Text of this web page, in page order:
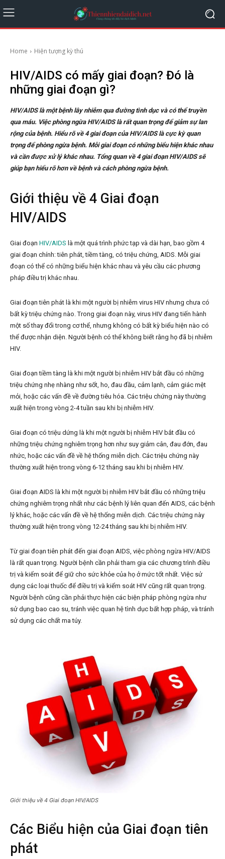
Home Hiện tượng kỳ thú
HIV/AIDS có mấy giai đoạn? Đó là
những giai đoạn gì?
HIV/AIDS là một bệnh lây nhiễm qua đường tình dục và có thể truyền
qua máu. Việc phòng ngừa HIV/AIDS là rất quan trọng để giảm sự lan
rộng của bệnh. Hiểu rõ về 4 giai đoạn của HIV/AIDS là cực kỳ quan
trọng để phòng ngừa bệnh. Mỗi giai đoạn có những biểu hiện khác nhau
và cần được xử lý khác nhau. Tổng quan về 4 giai đoạn HIV/AIDS sẽ
giúp bạn hiểu rõ hơn về bệnh và cách phòng ngừa bệnh.
Giới thiệu về 4 Giai đoạn
HIV/AIDS
Giai đoạn HIV/AIDS là một quá trình phức tạp và dài hạn, bao gồm 4
giai đoạn chính: tiên phát, tiềm tàng, có triệu chứng, AIDS. Mỗi giai
đoạn có thể có những biểu hiện khác nhau và yêu cầu các phương
pháp điều trị khác nhau.
Giai đoạn tiên phát là khi một người bị nhiễm virus HIV nhưng chưa có
bất kỳ triệu chứng nào. Trong giai đoạn này, virus HIV đang tiến hành
một số thay đổi trong cơ thể, nhưng không có bất kỳ biểu hiện nào có
thể được nhận diện. Người bệnh có thể không biết rằng họ đã bị nhiễm
HIV.
Giai đoạn tiềm tàng là khi một người bị nhiễm HIV bắt đầu có những
triệu chứng nhẹ nhàng như sốt, ho, đau đầu, cảm lạnh, cảm giác mệt
mỏi, hoặc các vấn đề về đường tiêu hóa. Các triệu chứng này thường
xuất hiện trong vòng 2-4 tuần sau khi bị nhiễm HIV.
Giai đoạn có triệu dứng là khi một người bị nhiễm HIV bắt đầu có
những triệu chứng nghiêm trọng hơn như suy giảm cân, đau đớn, đau
nhức, hoặc các vấn đề về hệ thống miễn dịch. Các triệu chứng này
thường xuất hiện trong vòng 6-12 tháng sau khi bị nhiễm HIV.
Giai đoạn AIDS là khi một người bị nhiễm HIV bắt đầu có những triệu
chứng nghiêm trọng nhất như các bệnh lý liên quan đến AIDS, các bệnh
lý khác, hoặc các vấn đề về hệ thống miễn dịch. Các triệu chứng này
thường xuất hiện trong vòng 12-24 tháng sau khi bị nhiễm HIV.
Từ giai đoạn tiên phát đến giai đoạn AIDS, việc phòng ngừa HIV/AIDS
là rất quan trọng. Người bệnh cần phải tham gia các chương trình điều
trị và kiểm soát để giữ cho sức khỏe của họ ở mức tốt nhất. Việc sử
dụng các loại thuốc để điều trị và kiểm soát HIV cũng rất quan trọng.
Người bệnh cũng cần phải thực hiện các biện pháp phòng ngừa như
sử dụng bao cao su, tránh việc quan hệ tình dục bất hợp pháp, và tránh
sử dụng các chất ma túy.
Giới thiệu về 4 Giai đoạn HIV/AIDS
Các Biểu hiện của Giai đoạn tiên
phát